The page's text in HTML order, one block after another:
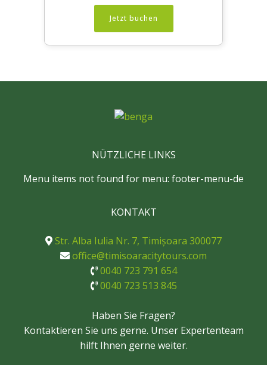
Jetzt buchen
NÜTZLICHE LINKS
Menu items not found for menu: footer-menu-de
KONTAKT
Str. Alba Iulia Nr. 7, Timișoara 300077
office@timisoaracitytours.com
0040 723 791 654
0040 723 513 845
Haben Sie Fragen?
Kontaktieren Sie uns gerne. Unser Expertenteam
hilft Ihnen gerne weiter.